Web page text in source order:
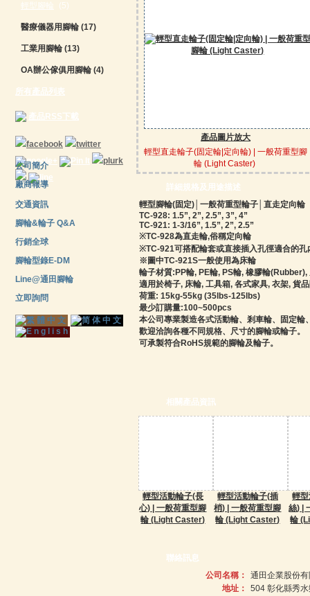
輕型腳輪 (5)
醫療儀器用腳輪 (17)
工業用腳輪 (13)
OA辦公傢俱用腳輪 (4)
所有產品列表
產品RSS下載
公司簡介
廠商報導
交通資訊
腳輪&輪子 Q&A
行銷全球
腳輪型錄E-DM
Line@通田腳輪
立即詢問
產品圖片放大
輕型直走輪子(固定輪|定向輪) | 一般荷重型腳
輪 (Light Caster)
詳細規格及用途描述
輕型腳輪(固定)│一般荷重型輪子│直走定向輪
TC-928: 1.5”, 2”, 2.5”, 3”, 4”
TC-921: 1-3/16”, 1.5”, 2”, 2.5”
※TC-928為直走輪,俗稱定向輪
※TC-921可搭配輪套或直接插入孔徑適合的孔
※圖中TC-921S一般使用為床輪
輪子材質:PP輪, PE輪, PS輪, 橡膠輪
適用於椅子, 床輪, 工具箱, 各式家具, 衣架, 貨
荷重: 15kg-55kg (35lbs-125lbs)
最少訂購量:100~500pcs
本公司專業製造各式活動輪、剎車輪、固定
歡迎洽詢各種不同規格、尺寸的腳輪或輪子。
可承製符合RoHS規範的腳輪及輪子。
相關產品資訊
輕型活動輪子(長
心) | 一般荷重型腳
輪 (Light Caster)
輕型活動輪子(插
梢) | 一般荷重型腳
輪 (Light Caster)
輕
絲) |
輪
聯絡訊息
公司名稱：
通田企業股份
地址：
504 彰化縣秀